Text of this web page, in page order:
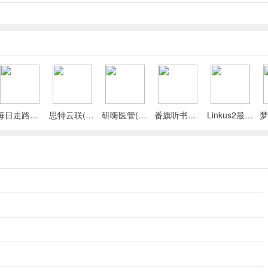
每日走路计步(运动健康记录) 思特云联(视频监控应用) 研嗨医管(医院管理平台) 番旗听书免费畅听(听书软件) Linkus2最新手机版